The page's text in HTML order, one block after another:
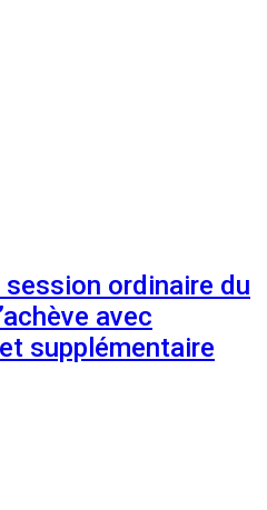
session ordinaire du
avec
supplémentaire